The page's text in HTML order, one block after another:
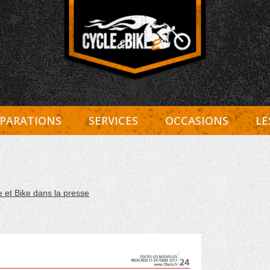
Cycle et Bike
Entretien Harley-Davidson, préparation et custom,
SERVICES OCCASIONS
et Bike dans la presse